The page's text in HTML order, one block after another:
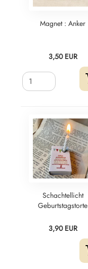
Magnet : Anker
3,50 EUR
Schachtellicht
Geburtstagstorte
3,90 EUR